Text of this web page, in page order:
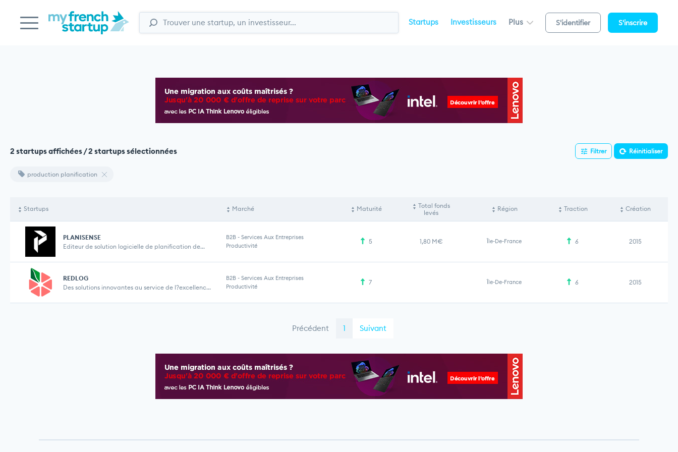
Startups Investisseurs Plus S'identifier S'inscrire
2 startups affichées / 2 startups sélectionnées Filtrer Réinitialiser
production planification
Startups Marché Maturité
Total fonds
levés
Région Traction Création
PLANISENSE
Editeur de solution logicielle de planification de...
B2B - Services Aux Entreprises
Productivité
5 1,80 M€ Île-De-France 6 2015
REDLOG
Des solutions innovantes au service de l?excellenc...
B2B - Services Aux Entreprises
Productivité
7 Île-De-France 6 2015
Précédent 1 Suivant